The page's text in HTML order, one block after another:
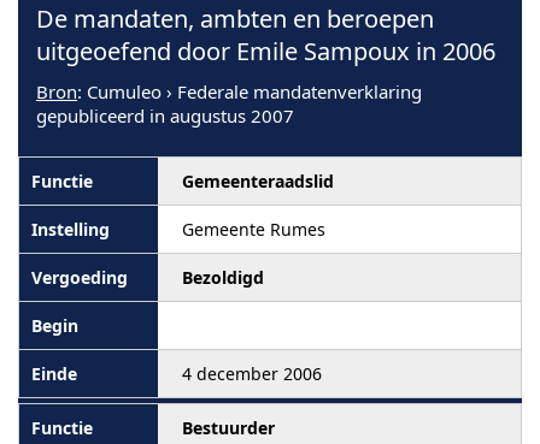
De mandaten, ambten en beroepen
uitgeoefend door Emile Sampoux in 2006
Bron: Cumuleo › Federale mandatenverklaring
gepubliceerd in augustus 2007
Gemeenteraadslid
Gemeente Rumes
Bezoldigd
4 december 2006
Bestuurder